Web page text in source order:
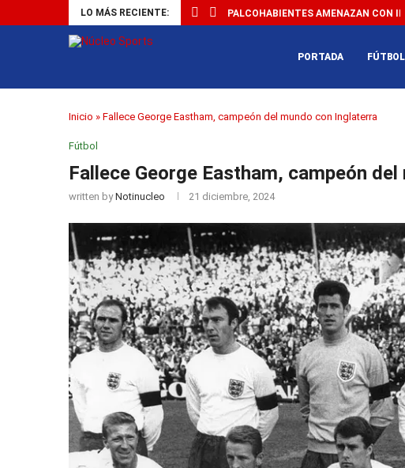
LO MÁS RECIENTE: PALCOHABIENTES AMENAZAN CON
PORTADA FÚTBOL
Inicio » Fallece George Eastham, campeón del mundo con Inglaterra
Fútbol
Fallece George Eastham, campeón
written byNotinucleo 21 diciembre, 2024